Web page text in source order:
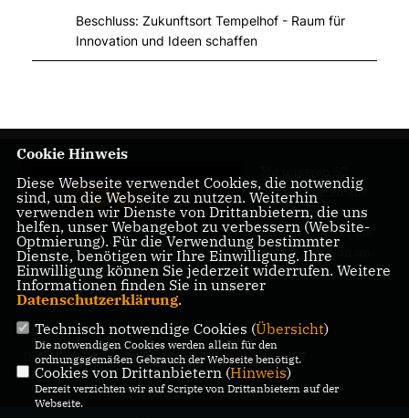
Beschluss: Zukunftsort Tempelhof - Raum für
Innovation und Ideen schaffen
Abgeordneten aus
allen Bezirken
Berlins sind wir die
größte Fraktion im
Berliner Abgeordnetenhaus.
IMPRESSUM DATENSCHUTZ KONTAKT
Cookie Hinweis
Diese Webseite verwendet Cookies, die notwendig
sind, um die Webseite zu nutzen. Weiterhin
verwenden wir Dienste von Drittanbietern, die uns
helfen, unser Webangebot zu verbessern (Website-
Optmierung). Für die Verwendung bestimmter
Dienste, benötigen wir Ihre Einwilligung. Ihre
Einwilligung können Sie jederzeit widerrufen. Weitere
Informationen finden Sie in unserer
Datenschutzerklärung.
Technisch notwendige Cookies (Übersicht)
Die notwendigen Cookies werden allein für den
ordnungsgemäßen Gebrauch der Webseite benötigt.
Cookies von Drittanbietern (Hinweis)
Derzeit verzichten wir auf Scripte von Drittanbietern auf der
Webseite.